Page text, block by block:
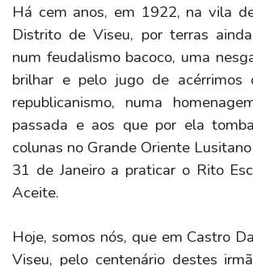
Há cem anos, em 1922, na vila
Distrito de Viseu, por terras
num feudalismo bacoco, uma
brilhar e pelo jugo de acérrimos
republicanismo, numa
passada e aos que por ela
colunas no Grande Oriente
31 de Janeiro a praticar o Rito
Aceite.
Hoje, somos nós, que em Castro
Viseu, pelo centenário destes